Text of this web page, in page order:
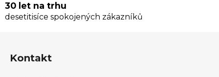
30 let na trhu
desetitisíce spokojených zákazníků
Kontakt